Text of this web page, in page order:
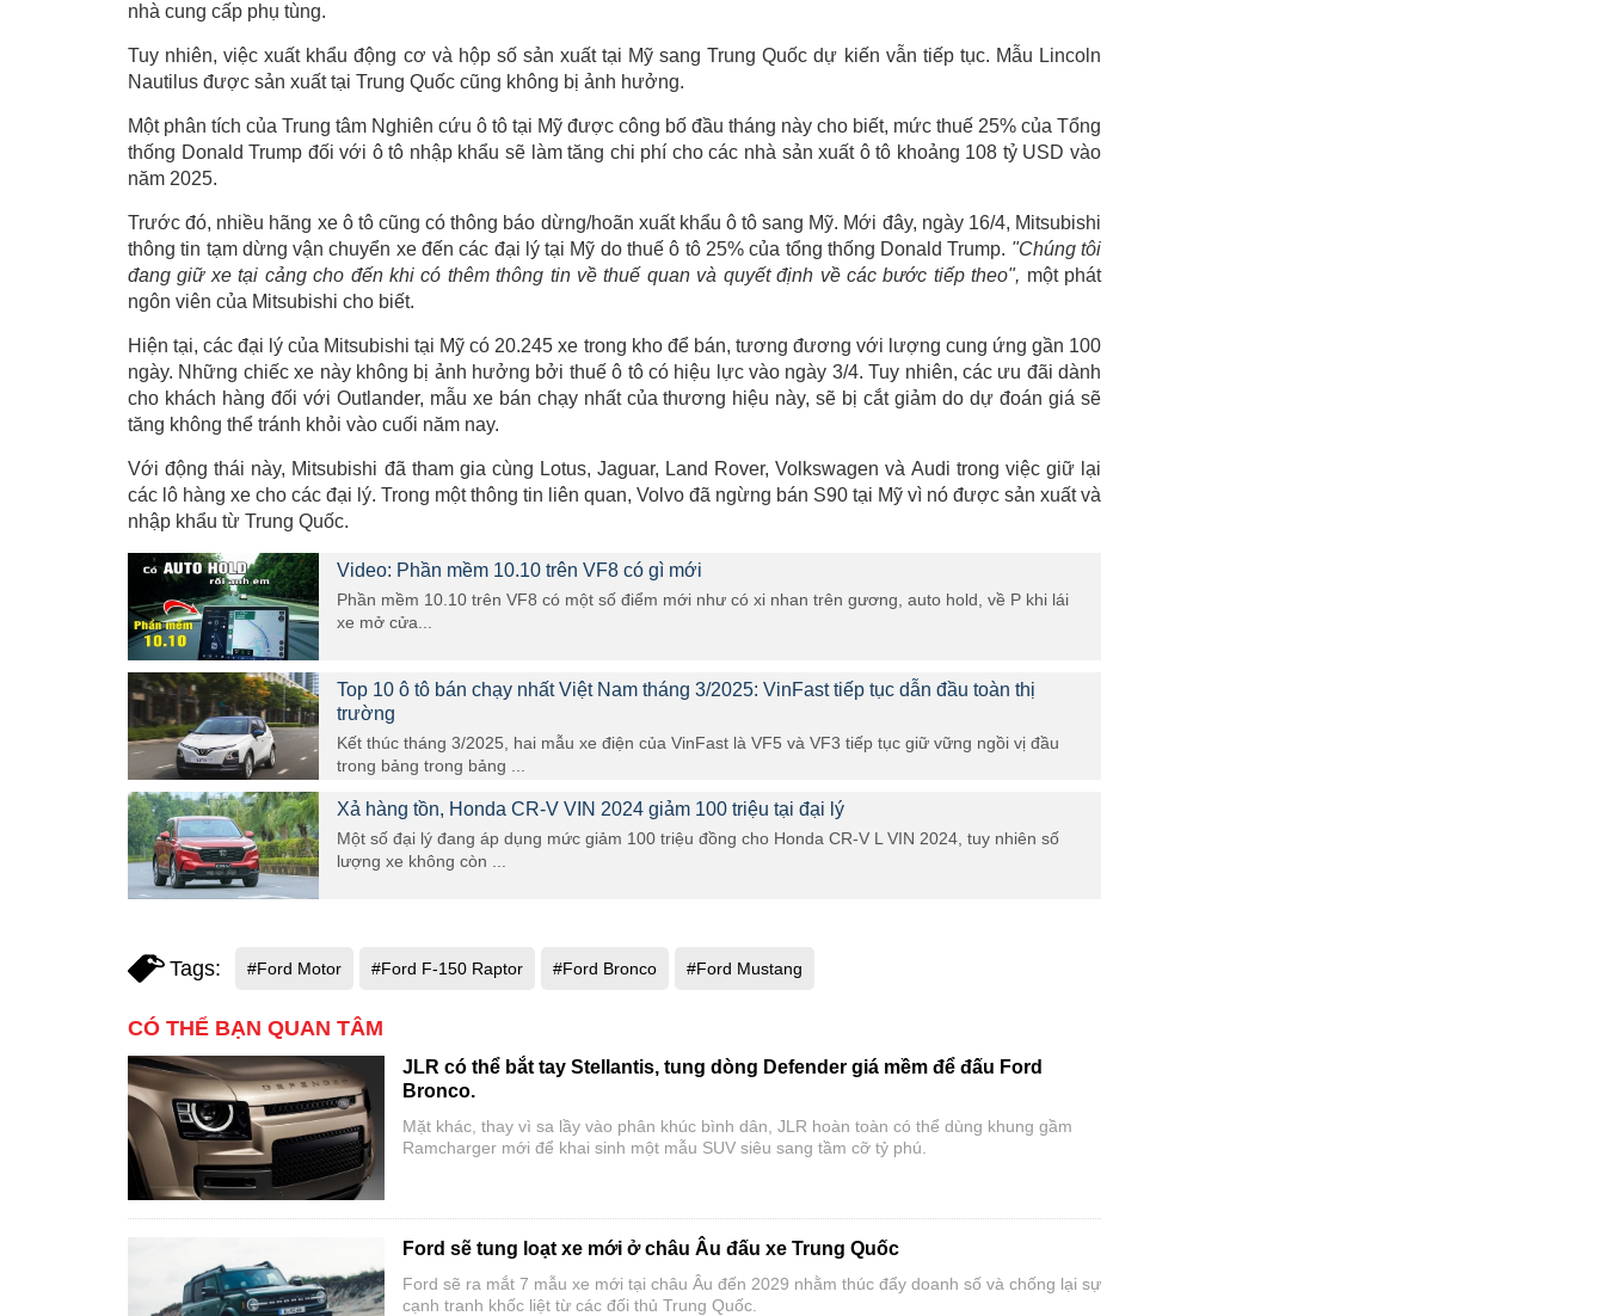
nhà cung cấp phụ tùng.
Tuy nhiên, việc xuất khẩu động cơ và hộp số sản xuất tại Mỹ sang Trung Quốc dự kiến vẫn tiếp tục. Mẫu Lincoln
Nautilus được sản xuất tại Trung Quốc cũng không bị ảnh hưởng.
Một phân tích của Trung tâm Nghiên cứu ô tô tại Mỹ được công bố đầu tháng này cho biết, mức thuế 25% của Tổng
thống Donald Trump đối với ô tô nhập khẩu sẽ làm tăng chi phí cho các nhà sản xuất ô tô khoảng 108 tỷ USD vào
năm 2025.
Trước đó, nhiều hãng xe ô tô cũng có thông báo dừng/hoãn xuất khẩu ô tô sang Mỹ. Mới đây, ngày 16/4, Mitsubishi
thông tin tạm dừng vận chuyển xe đến các đại lý tại Mỹ do thuế ô tô 25% của tổng thống Donald Trump. "Chúng tôi
đang giữ xe tại cảng cho đến khi có thêm thông tin về thuế quan và quyết định về các bước tiếp theo", một phát
ngôn viên của Mitsubishi cho biết.
Hiện tại, các đại lý của Mitsubishi tại Mỹ có 20.245 xe trong kho để bán, tương đương với lượng cung ứng gần 100
ngày. Những chiếc xe này không bị ảnh hưởng bởi thuế ô tô có hiệu lực vào ngày 3/4. Tuy nhiên, các ưu đãi dành
cho khách hàng đối với Outlander, mẫu xe bán chạy nhất của thương hiệu này, sẽ bị cắt giảm do dự đoán giá sẽ
tăng không thể tránh khỏi vào cuối năm nay.
Với động thái này, Mitsubishi đã tham gia cùng Lotus, Jaguar, Land Rover, Volkswagen và Audi trong việc giữ lại
các lô hàng xe cho các đại lý. Trong một thông tin liên quan, Volvo đã ngừng bán S90 tại Mỹ vì nó được sản xuất và
nhập khẩu từ Trung Quốc.
Video: Phần mềm 10.10 trên VF8 có gì mới
Phần mềm 10.10 trên VF8 có một số điểm mới như có xi nhan trên gương, auto hold, về P khi lái
xe mở cửa...
Top 10 ô tô bán chạy nhất Việt Nam tháng 3/2025: VinFast tiếp tục dẫn đầu toàn thị
trường
Kết thúc tháng 3/2025, hai mẫu xe điện của VinFast là VF5 và VF3 tiếp tục giữ vững ngồi vị đầu
trong bảng trong bảng ...
Xả hàng tồn, Honda CR-V VIN 2024 giảm 100 triệu tại đại lý
Một số đại lý đang áp dụng mức giảm 100 triệu đồng cho Honda CR-V L VIN 2024, tuy nhiên số
lượng xe không còn ...
Tags: #Ford Motor #Ford F-150 Raptor #Ford Bronco #Ford Mustang
CÓ THỂ BẠN QUAN TÂM
JLR có thể bắt tay Stellantis, tung dòng Defender giá mềm để đấu Ford
Bronco.
Mặt khác, thay vì sa lầy vào phân khúc bình dân, JLR hoàn toàn có thể dùng khung gầm
Ramcharger mới để khai sinh một mẫu SUV siêu sang tầm cỡ tỷ phú.
Ford sẽ tung loạt xe mới ở châu Âu đấu xe Trung Quốc
Ford sẽ ra mắt 7 mẫu xe mới tại châu Âu đến 2029 nhằm thúc đẩy doanh số và chống lại sự
cạnh tranh khốc liệt từ các đối thủ Trung Quốc.